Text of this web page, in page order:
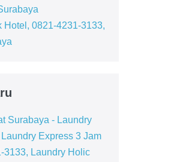
Hotel, 0821-4231-3133,
Surabaya - Laundry
Laundry Express 3 Jam
3133, Laundry Holic